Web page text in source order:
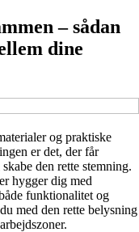
– sådan
dine
og praktiske
er det, der får
den rette stemning.
hygger dig med
funktionalitet og
med den rette belysning